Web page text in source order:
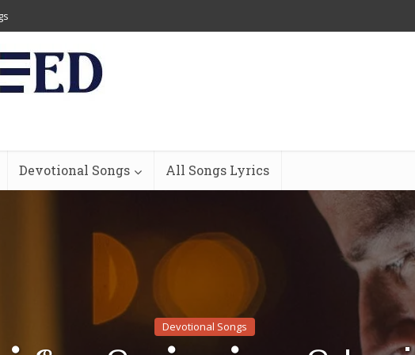
Devotional Songs All Songs Lyrics
Devotional Songs